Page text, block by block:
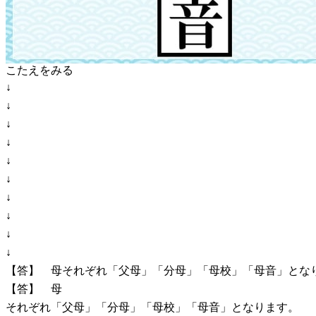
こたえをみる
↓
↓
↓
↓
↓
↓
↓
↓
↓
↓
【答】 母それぞれ「父母」「分母」「母校」「母音」とな
【答】 母
それぞれ「父母」「分母」「母校」「母音」となります。